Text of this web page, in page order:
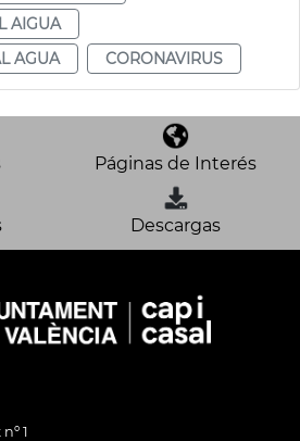
AIGUA
AGUA
CORONAVIRUS
Páginas de Interés
Descargas
1